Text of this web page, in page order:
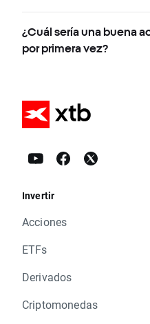
¿Cuál sería una buena
por primera vez?
Invertir
Acciones
ETFs
Derivados
Criptomonedas